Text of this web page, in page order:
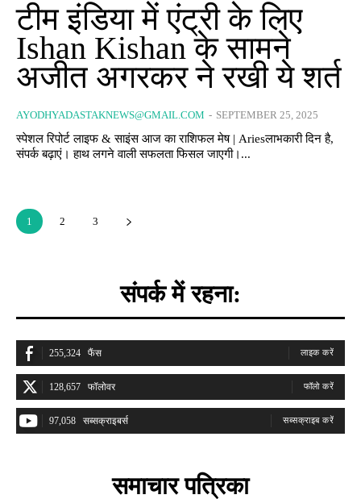
टीम इंडिया में एंट्री के लिए
Ishan Kishan के सामने
अजीत अगरकर ने रखी ये शर्त
AYODHYADASTAKNEWS@GMAIL.COM - SEPTEMBER 25, 2025
स्पेशल रिपोर्ट लाइफ & साइंस आज का राशिफल मेष | Ariesलाभकारी दिन है,
संपर्क बढ़ाएं। हाथ लगने वाली सफलता फिसल जाएगी।...
1 2 3
संपर्क में रहना:
255,324 फैंस लाइक करें
128,657 फॉलोवर फॉलो करें
97,058 सब्सक्राइबर्स सब्सक्राइब करें
समाचार पत्रिका